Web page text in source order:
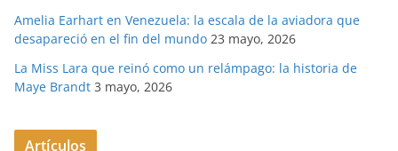
Amelia Earhart en Venezuela: la escala de la aviadora que
desapareció en el fin del mundo 23 mayo, 2026
La Miss Lara que reinó como un relámpago: la historia de
Maye Brandt 3 mayo, 2026
Artículos